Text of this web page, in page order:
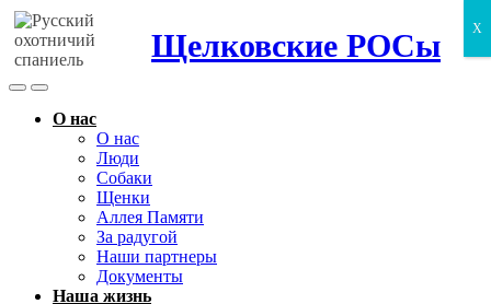
Щелковские РОСы
Search
Toggle
Menu
О нас
О нас
Люди
Собаки
Щенки
Аллея Памяти
За радугой
Наши партнеры
Документы
Наша жизнь
X